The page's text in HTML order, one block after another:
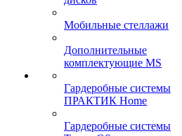
Мобильные стеллажи
Дополнительные
комплектующие MS
Гардеробные системы
ПРАКТИК Home
Гардеробные системы